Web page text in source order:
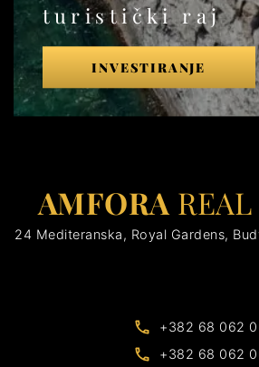
turistički raj
INVESTIRANJE
AMFORA
24 Mediteranska, Royal Gardens,
+382 68 062
+382 68 062